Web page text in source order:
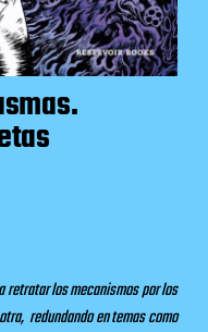
retratar los mecanismos por los
redundando en temas como